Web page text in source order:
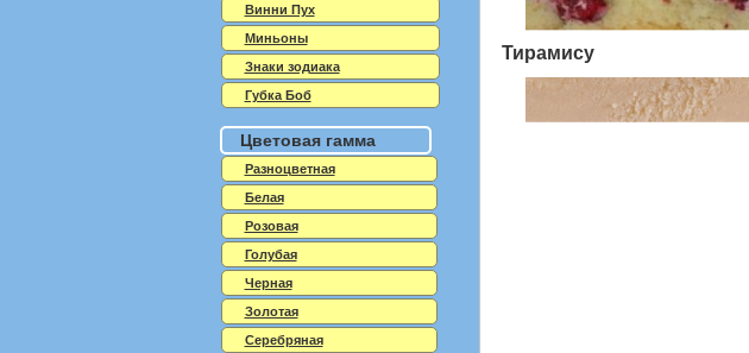
Тирамису
Винни Пух
Миньоны
Знаки зодиака
Губка Боб
Цветовая гамма
Разноцветная
Белая
Розовая
Голубая
Черная
Золотая
Серебряная